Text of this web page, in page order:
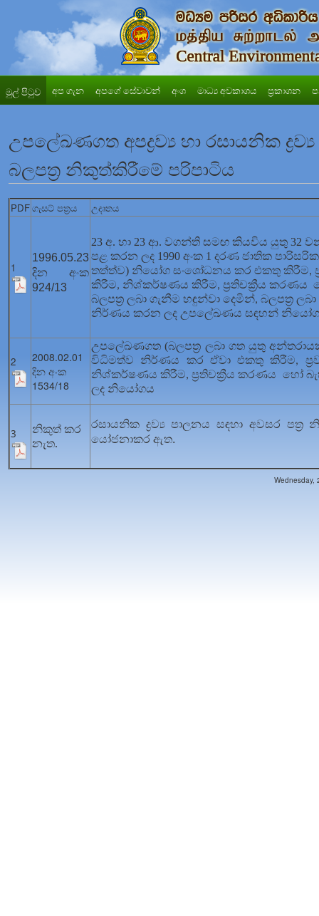
මුල් පිටුව අප ගැන අපගේ සේවාවන් අංශ මාධ්‍ය අවකාශය ප්‍රකාශන
උපලේඛණගත අපද්‍රව්‍ය හා රසායනික
බලපත්‍ර නිකුත්කිරීමේ පරිපාටිය
PDFගැසට් පත්‍රය උදෘතය
1
1996.05.23
දින අංක
924/13
23 අ. හා 23 ආ. වගන්ති සමඟ කියවිය යුතු 32
පළ කරන ලද 1990 අංක 1 දරණ ජාතික
තත්ත්ව) නියෝග සංශෝධනය කර එකතු කිරීම,
කිරීම, නිශ්කර්ෂණය කිරීම, ප්‍රතිචක්‍රීය කරණය
බලපත්‍ර ලබා ගැනීම හඳුන්වා දෙමින්, බලපත්‍ර
නිර්ණය කරන ලද උපලේඛණය සඳහන්
2
2008.02.01
දින අංක
1534/18
උපලේඛණගත (බලපත්‍ර ලබා ගත යුතු
විධිමත්ව නිර්ණය කර ඒවා එකතු කිරීම,
නිශ්කර්ෂණය කිරීම,ප්‍රතිචක්‍රීය කරණය හෝ
ලද නියෝගය
3
නිකුත් කර
නැත.
රසායනික ද්‍රව්‍ය පාලනය සඳහා අවසර පත්‍ර
යෝජනාකර ඇත.